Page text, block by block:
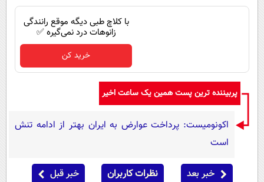
با کلاچ طبی دیگه موقع رانندگی
زانوهات درد نمی‌گیره ✅
خرید کن
پربیننده ترین پست همین یک ساعت اخیر
اکونومیست: پرداخت عوارض به ایران بهتر از ادامه تنش
است
خبر بعد نظرات کاربران خبر قبل